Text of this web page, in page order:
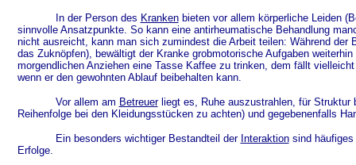
In der Person des Krankenbieten vor allem körperliche Leiden
sinnvolle Ansatzpunkte. So kann eine antirheumatische Behandlung
nicht ausreicht, kann man sich zumindest die Arbeit teilen: Während der
das Zuknöpfen), bewältigt der Kranke grobmotorische Aufgaben
morgendlichen Anziehen eine Tasse Kaffee zu trinken, dem fällt
wenn er den gewohnten Ablauf beibehalten kann.
Vor allem am Betreuerliegt es, Ruhe auszustrahlen, für Struktur
Reihenfolge bei den Kleidungsstücken zu achten) und gegebenenfalls
Ein besonders wichtiger Bestandteil der Interaktionsind häufiges
Erfolge.